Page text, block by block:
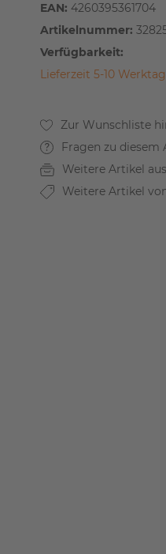
EAN:4260395361704
Artikelnummer:
Verfügbarkeit:
Lieferzeit 5-10
Fragen zu diesem
Weitere Artikel
Weitere Artikel